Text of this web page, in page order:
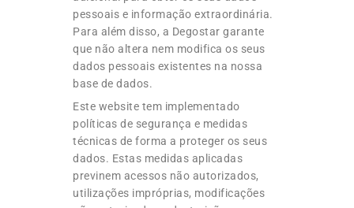
pessoais e informação extraordinária.
Para além disso, a Degostar garante
que não altera nem modifica os seus
dados pessoais existentes na nossa
base de dados.
Este website tem implementado
políticas de segurança e medidas
técnicas de forma a proteger os seus
dados. Estas medidas aplicadas
previnem acessos não autorizados,
utilizações impróprias, modificações